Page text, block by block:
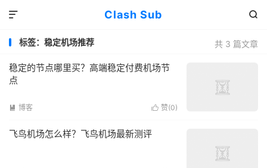
Clash Sub 

共 3 篇文章
标签：稳定机场推荐
稳定的节点哪里买？高端稳定付费机场节
点
 赞(0)
 博客
飞鸟机场怎么样？飞鸟机场最新测评